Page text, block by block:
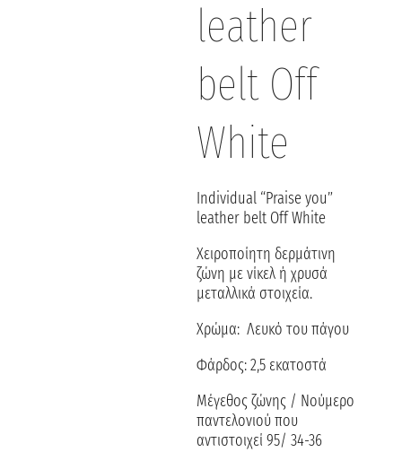
leather
belt Off
White
Individual “Praise you”
leather belt Off White
Χειροποίητη δερμάτινη
ζώνη με νίκελ ή χρυσά
μεταλλικά στοιχεία.
Χρώμα: Λευκό του πάγου
Φάρδος: 2,5 εκατοστά
Μέγεθος ζώνης / Νούμερο
παντελονιού που
αντιστοιχεί 95/ 34-36